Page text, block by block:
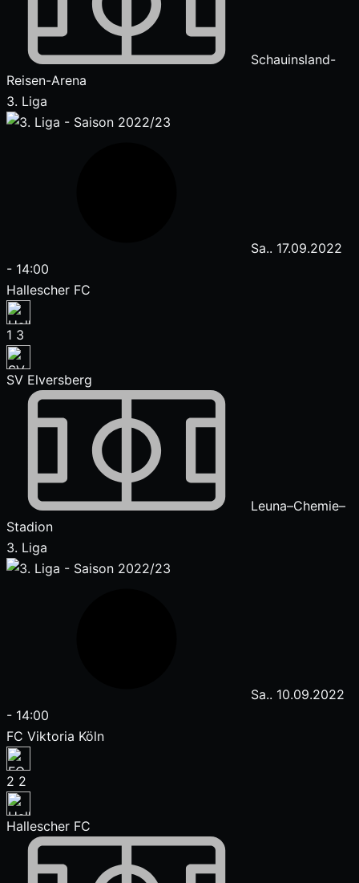
Schauinsland-
Reisen-Arena
3. Liga
Sa.. 17.09.2022
- 14:00
Hallescher FC
1 3
SV Elversberg
Leuna–Chemie–
Stadion
3. Liga
Sa.. 10.09.2022
- 14:00
FC Viktoria Köln
2 2
Hallescher FC